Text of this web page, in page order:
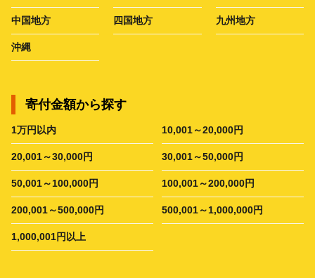
中国地方 四国地方 九州地方
沖縄
寄付金額から探す
1万円以内 10,001～20,000円
20,001～30,000円 30,001～50,000円
50,001～100,000円 100,001～200,000円
200,001～500,000円 500,001～1,000,000円
1,000,001円以上